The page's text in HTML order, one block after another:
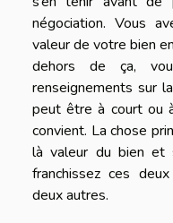
négociation. Vous
valeur de votre bien
dehors de ça,
renseignements sur
peut être à court ou
convient. La chose
là valeur du bien et
franchissez ces
deux autres.